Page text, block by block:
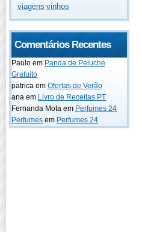
viagens vinhos
Comentários Recentes
Paulo em Panda de Peluche
Gratuito
patrica em Ofertas de Verão
ana em Livro de Receitas PT
Fernanda Mota em Perfumes 24
Perfumes em Perfumes 24